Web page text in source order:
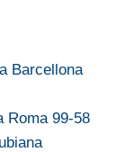
Barcellona
Roma 99-58